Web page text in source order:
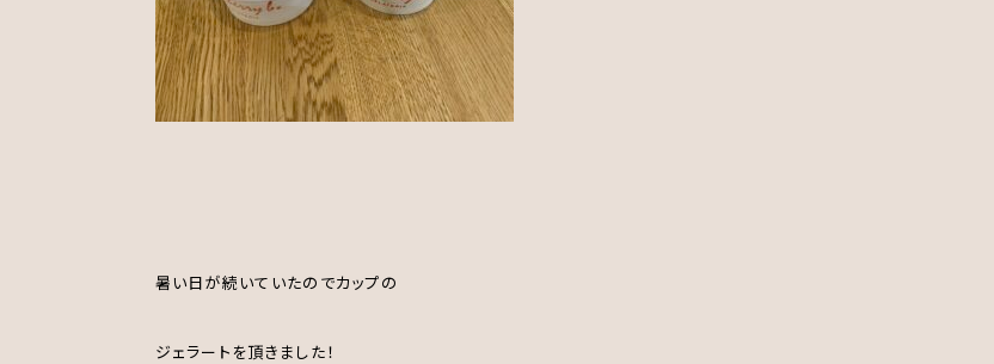
暑い日が続いていたのでカップの
ジェラートを頂きました！